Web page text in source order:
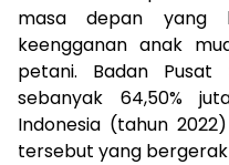
masa depan yang
keengganan anak
petani. Badan
sebanyak 64,50%
Indonesia (tahun
tersebut yang